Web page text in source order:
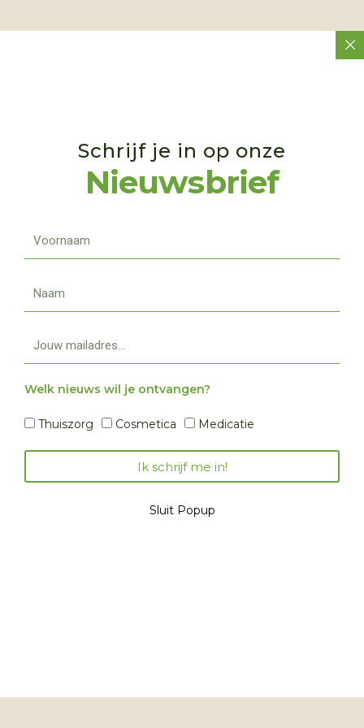
Schrijf je in op onze
Nieuwsbrief
Welk nieuws wil je ontvangen?
Thuiszorg Cosmetica Medicatie
Ik schrijf me in!
Sluit Popup